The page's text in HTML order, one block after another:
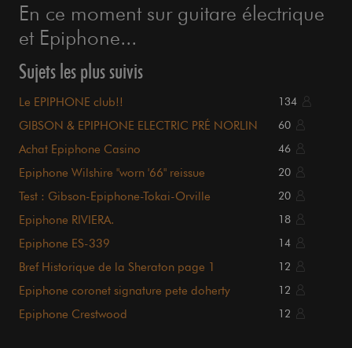
En ce moment sur guitare électrique
et Epiphone...
Sujets les plus suivis
Le EPIPHONE club!! 134
GIBSON & EPIPHONE ELECTRIC PRÉ NORLIN 60
Achat Epiphone Casino 46
Epiphone Wilshire "worn '66" reissue 20
Test : Gibson-Epiphone-Tokai-Orville 20
Epiphone RIVIERA. 18
Epiphone ES-339 14
Bref Historique de la Sheraton page 1 12
Epiphone coronet signature pete doherty 12
Epiphone Crestwood 12